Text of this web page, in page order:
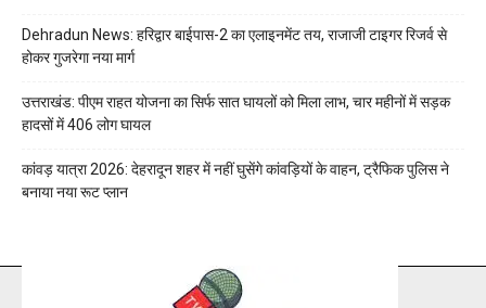
Dehradun News: हरिद्वार बाईपास-2 का एलाइनमेंट तय, राजाजी टाइगर रिजर्व से
होकर गुजरेगा नया मार्ग
उत्तराखंड: पीएम राहत योजना का सिर्फ सात घायलों को मिला लाभ, चार महीनों में सड़क
हादसों में 406 लोग घायल
कांवड़ यात्रा 2026: देहरादून शहर में नहीं घुसेंगे कांवड़ियों के वाहन, ट्रैफिक पुलिस ने
बनाया नया रूट प्लान